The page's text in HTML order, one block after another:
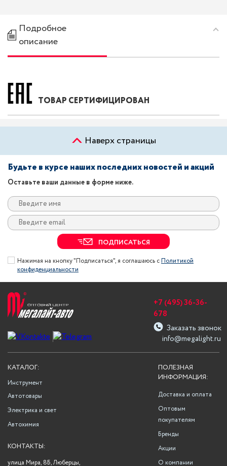
Подробное
описание
ТОВАР СЕРТИФИЦИРОВАН
Наверх страницы
Будьте в курсе наших последних новостей и акций
Оставьте ваши данные в форме ниже.
ПОДПИСАТЬСЯ
Нажимая на кнопку "Подписаться", я соглашаюсь сПолитикой
конфиденциальности
info@megalight.ru
+7 (495) 36-36-
678
Заказать звонок
ПОЛЕЗНАЯ
ИНФОРМАЦИЯ:
Доставка и оплата
Оптовым
покупателям
Бренды
Акции
О компании
КАТАЛОГ:
Инструмент
Автотовары
Электрика и свет
Автохимия
КОНТАКТЫ:
улица Мира, 8Б, Люберцы,